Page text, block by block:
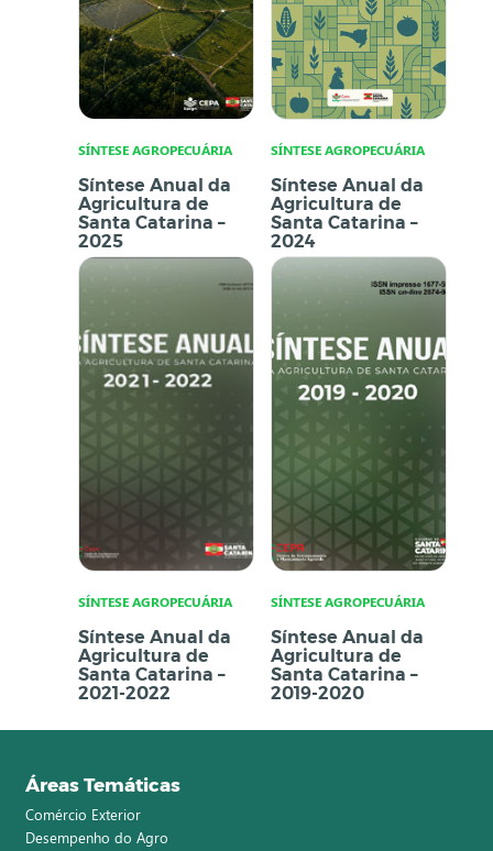
SÍNTESE AGROPECUÁRIA
Síntese Anual da
Agricultura de
Santa Catarina –
2025
SÍNTESE AGROPECUÁRIA
Síntese Anual da
Agricultura de
Santa Catarina –
2024
SÍNTESE AGROPECUÁRIA
Síntese Anual da
Agricultura de
Santa Catarina –
2021-2022
SÍNTESE AGROPECUÁRIA
Síntese Anual da
Agricultura de
Santa Catarina –
2019-2020
Áreas Temáticas
Comércio Exterior
Desempenho do Agro